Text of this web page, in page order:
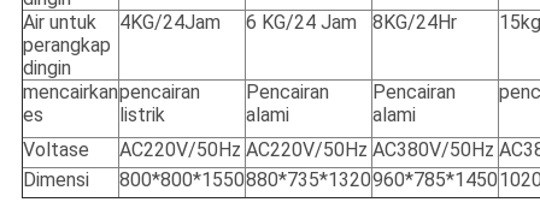
Air untuk
perangkap
dingin
4KG/24Jam 6 KG/24 Jam 8KG/24Hr
mencairkan
es
pencairan
listrik
Pencairan
alami
Pencairan
alami
Voltase AC220V/50Hz AC220V/50Hz AC380V/50Hz
Dimensi
800*800*1550880*735*1320960*785*1450